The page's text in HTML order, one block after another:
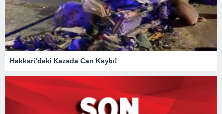
Hakkari’deki Kazada Can Kaybı!